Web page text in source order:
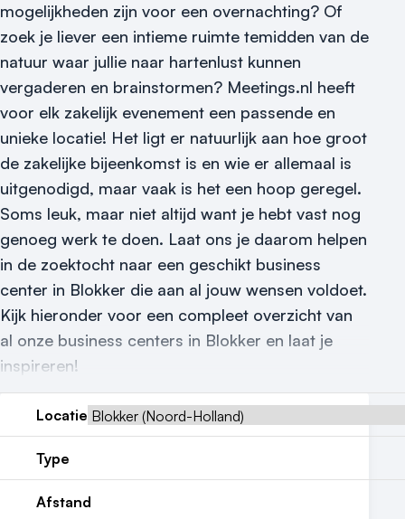
Locatiegids
Meld locatie aan
Nieuws
Reviews (5⭐️)
Contact
mogelijkheden zijn voor een overnachting? Of
zoek je liever een intieme ruimte temidden van de
natuur waar jullie naar hartenlust kunnen
vergaderen en brainstormen? Meetings.nl heeft
voor elk zakelijk evenement een passende en
unieke locatie! Het ligt er natuurlijk aan hoe groot
de zakelijke bijeenkomst is en wie er allemaal is
uitgenodigd, maar vaak is het een hoop geregel.
Soms leuk, maar niet altijd want je hebt vast nog
genoeg werk te doen. Laat ons je daarom helpen
in de zoektocht naar een geschikt business
center in Blokker die aan al jouw wensen voldoet.
Kijk hieronder voor een compleet overzicht van
al onze business centers in Blokker en laat je
inspireren!
Locatie
Type
Afstand